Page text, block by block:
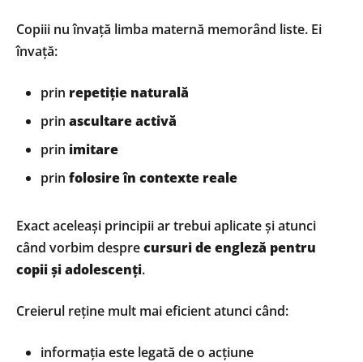
Copiii nu învață limba maternă memorând liste. Ei
învață:
prin repetiție naturală
prin ascultare activă
prin imitare
prin folosire în contexte reale
Exact aceleași principii ar trebui aplicate și atunci
când vorbim desprecursuri de engleză pentru
copii și adolescenți.
Creierul reține mult mai eficient atunci când:
informația este legată de o acțiune